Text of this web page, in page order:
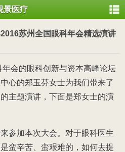
景医疗
苏州全国眼科年会精选演讲
会的眼科创新与资本高峰论坛
心的郑玉芬女士为我们带来了
主题演讲，下面是郑女士的演
加本次大会。对于眼科医生
蛮辛苦、蛮艰难的，如何去提